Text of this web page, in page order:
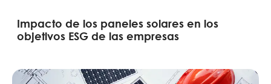
Impacto de los paneles solares en los
objetivos ESG de las empresas